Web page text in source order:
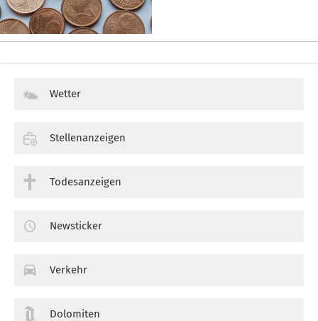
Wetter
Stellenanzeigen
Todesanzeigen
Newsticker
Verkehr
Dolomiten